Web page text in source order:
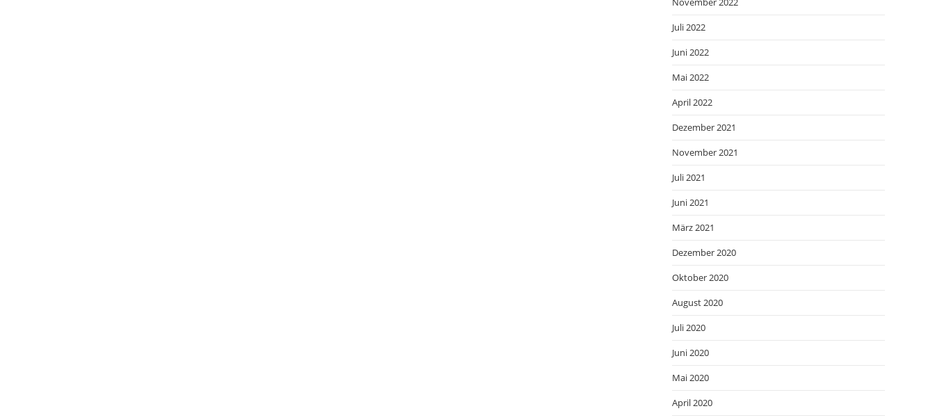
Juli 2022
Juni 2022
Mai 2022
April 2022
Dezember 2021
November 2021
Juli 2021
Juni 2021
März 2021
Dezember 2020
Oktober 2020
August 2020
Juli 2020
Juni 2020
Mai 2020
April 2020